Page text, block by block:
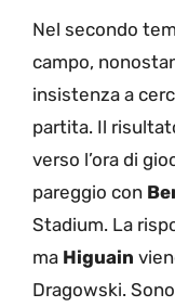
Nel secondo
campo,
insistenza a
partita. Il
verso l’ora di
pareggio con
Stadium. La
ma Higuain
Dragowski.